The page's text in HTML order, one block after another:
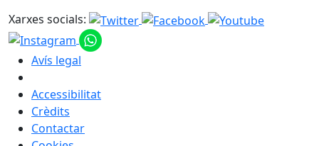
Xarxes socials:
Avís legal
Accessibilitat
Crèdits
Contactar